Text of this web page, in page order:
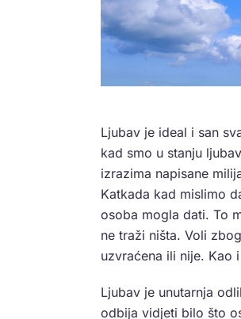
Ljubav je ideal i san
kad smo u stanju
izrazima napisane
Katkada kad mislimo
osoba mogla dati. To
ne traži ništa. Voli
uzvraćena ili nije. Kao
Ljubav je unutarnja
odbija vidjeti bilo što